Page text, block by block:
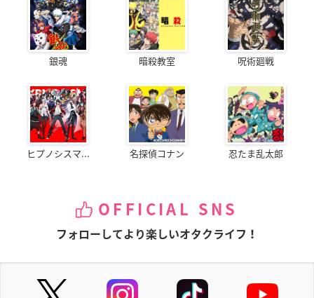
銀魂 暗殺教室 呪術廻戦
ヒプノシスマ... 名探偵コナン 忍たま乱太郎
OFFICIAL SNS
フォローしてより楽しいオタクライフ！